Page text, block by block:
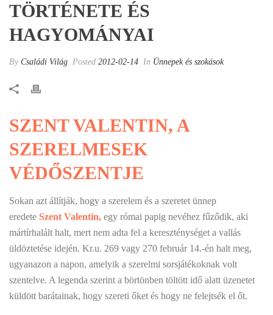
TÖRTÉNETE ÉS
HAGYOMÁNYAI
By Családi Világ Posted 2012-02-14 In Ünnepek és szokások
SZENT VALENTIN, A
SZERELMESEK
VÉDŐSZENTJE
Sokan azt állítják, hogy a szerelem és a szeretet ünnep
eredete Szent Valentin, egy római papig nevéhez fűződik, aki
mártírhalált halt, mert nem adta fel a kereszténységet a vallás
üldöztetése idején. Kr.u. 269 vagy 270 február 14.-én halt meg,
ugyanazon a napon, amelyik a szerelmi sorsjátékoknak volt
szentelve. A legenda szerint a börtönben töltött idő alatt üzenetet
küldött barátainak, hogy szereti őket és hogy ne felejtsék el őt.